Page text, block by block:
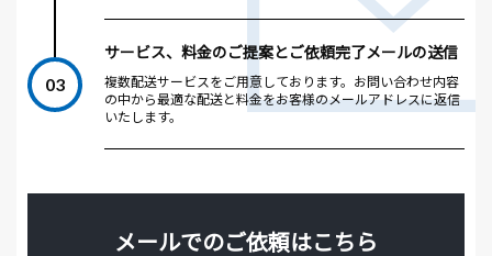
03
サービス、料金のご提案とご依頼完了メールの送信
複数配送サービスをご用意しております。お問い合わせ内容
の中から最適な配送と料金をお客様のメールアドレスに返信
いたします。
メールでのご依頼はこちら